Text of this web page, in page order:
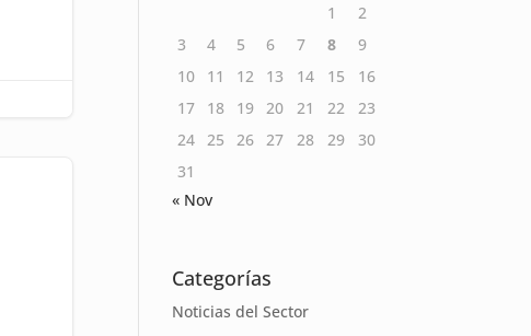
1
2
3
4 5 6 7 8
9
10
11 12 13 14 15
16
17
18 19 20 21 22
23
24
25 26 27 28 29
30
31
« Nov
Categorías
Noticias del Sector